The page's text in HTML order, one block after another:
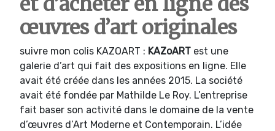
œuvres d’art originales
suivre mon colis KAZOART : KAZoART est une
galerie d’art qui fait des expositions en ligne. Elle
avait été créée dans les années 2015. La société
avait été fondée par Mathilde Le Roy. L’entreprise
fait baser son activité dans le domaine de la vente
d’œuvres d’Art Moderne et Contemporain. L’idée